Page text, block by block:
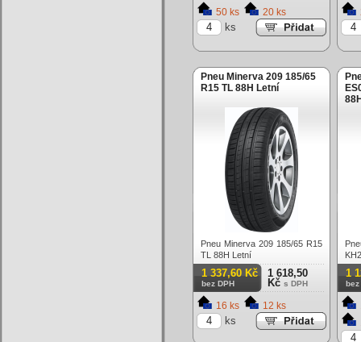
50 ks 20 ks
ks
Pneu Minerva 209 185/65
R15 TL 88H Letní
Pneu Minerva 209 185/65 R15
TL 88H Letní
1 337,60 Kč
bez DPH
1 618,50
Kč s DPH
16 ks 12 ks
ks
1
bez